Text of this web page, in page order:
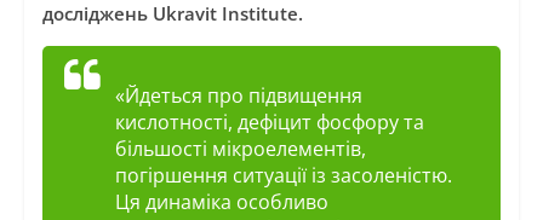
досліджень Ukravit Institute.
«Йдеться про підвищення
кислотності, дефіцит фосфору та
більшості мікроелементів,
погіршення ситуації із засоленістю.
Ця динаміка особливо